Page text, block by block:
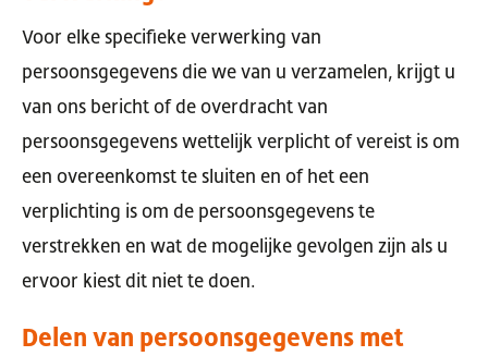
Voor elke specifieke verwerking van
persoonsgegevens die we van u verzamelen, krijgt u
van ons bericht of de overdracht van
persoonsgegevens wettelijk verplicht of vereist is om
een overeenkomst te sluiten en of het een
verplichting is om de persoonsgegevens te
verstrekken en wat de mogelijke gevolgen zijn als u
ervoor kiest dit niet te doen.
Delen van persoonsgegevens met